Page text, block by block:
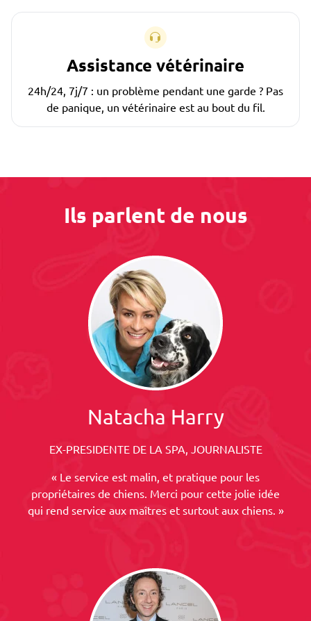
Assistance vétérinaire
24h/24, 7j/7 : un problème pendant une garde ? Pas
de panique, un vétérinaire est au bout du fil.
Ils parlent de nous
Natacha Harry
EX-PRESIDENTE DE LA SPA, JOURNALISTE
« Le service est malin, et pratique pour les
propriétaires de chiens. Merci pour cette jolie idée
qui rend service aux maîtres et surtout aux chiens. »